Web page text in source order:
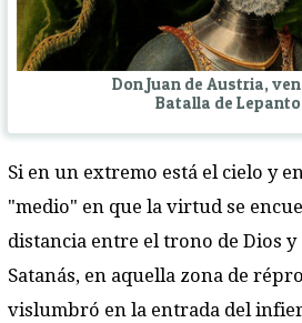
Don Juan de Austria,
Batalla de Lepanto
Si en un extremo está el cielo y
"medio" en que la virtud se
distancia entre el trono de Dios
Satanás, en aquella zona de
vislumbró en la entrada del